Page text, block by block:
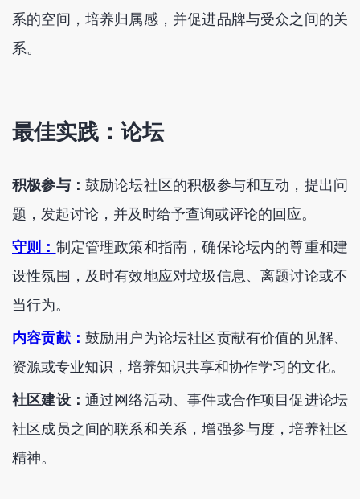
系的空间，培养归属感，并促进品牌与受众之间的关
系。
最佳实践：论坛
积极参与： 鼓励论坛社区的积极参与和互动，提出问
题，发起讨论，并及时给予查询或评论的回应。
守则： 制定管理政策和指南，确保论坛内的尊重和建
设性氛围，及时有效地应对垃圾信息、离题讨论或不
当行为。
内容贡献： 鼓励用户为论坛社区贡献有价值的见解、
资源或专业知识，培养知识共享和协作学习的文化。
社区建设： 通过网络活动、事件或合作项目促进论坛
社区成员之间的联系和关系，增强参与度，培养社区
精神。